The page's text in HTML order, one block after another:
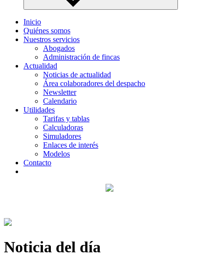
Inicio
Quiénes somos
Nuestros servicios
Abogados
Administración de fincas
Actualidad
Noticias de actualidad
Área colaboradores del despacho
Newsletter
Calendario
Utilidades
Tarifas y tablas
Calculadoras
Simuladores
Enlaces de interés
Modelos
Contacto
Noticia del día